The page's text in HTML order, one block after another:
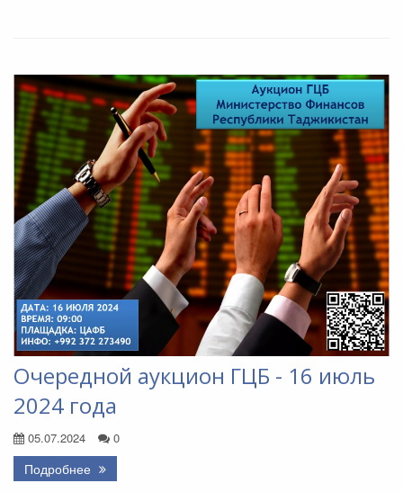
Очередной аукцион ГЦБ - 16 июль
2024 года
05.07.2024 0
Подробнее